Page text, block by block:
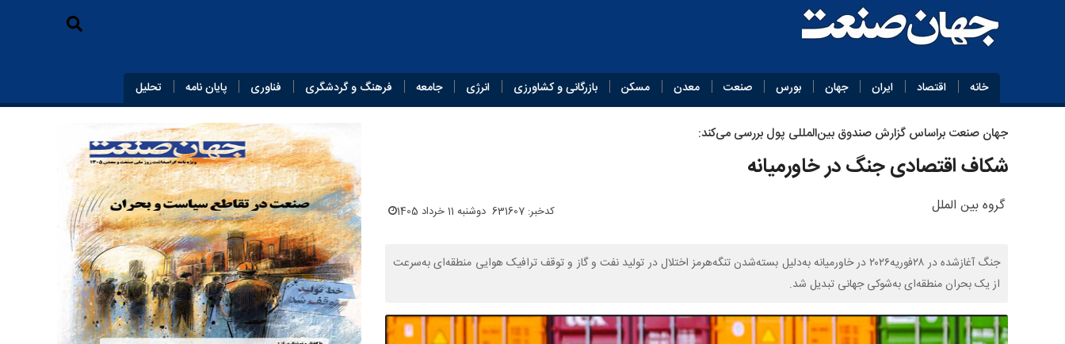
خانه اقتصاد ایران جهان بورس صنعت معدن مسکن بازرگانی و کشاورزی انرژی جامعه فرهنگ و گردشگری فناوری پایان‌ نامه تحلیل
جهان‌ صنعت براساس گزارش صندوق بین‌المللی پول بررسی می‌کند:
شکاف اقتصادی جنگ در خاورمیانه
گروه بین الملل کدخبر: 631607 دوشنبه 11 خرداد 1405
جنگ آغازشده در ۲۸فوریه۲۰۲۶ در خاورمیانه به‌دلیل بسته‌شدن تنگه‌هرمز اختلال در تولید نفت و گاز و توقف ترافیک هوایی منطقه‌ای به‌سرعت
از یک بحران منطقه‌ای به‌شوکی جهانی تبدیل شد.